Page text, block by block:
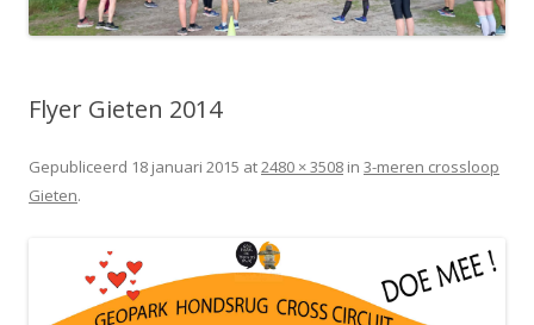
Flyer Gieten 2014
Gepubliceerd 18 januari 2015 at2480 × 3508 in 3-meren crossloop
Gieten.